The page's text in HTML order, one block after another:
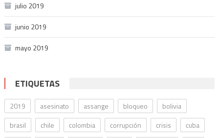
julio 2019
junio 2019
mayo 2019
ETIQUETAS
2019 asesinato assange bloqueo
bolivia
brasil
chile colombia corrupción crisis cuba